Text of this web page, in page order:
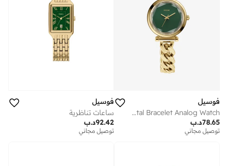
فوسيل
Gold-Plated Metal Bracelet Analog Watch
د.ب78.65
توصيل مجاني
فوسيل
ساعات تناظرية
د.ب92.42
توصيل مجاني